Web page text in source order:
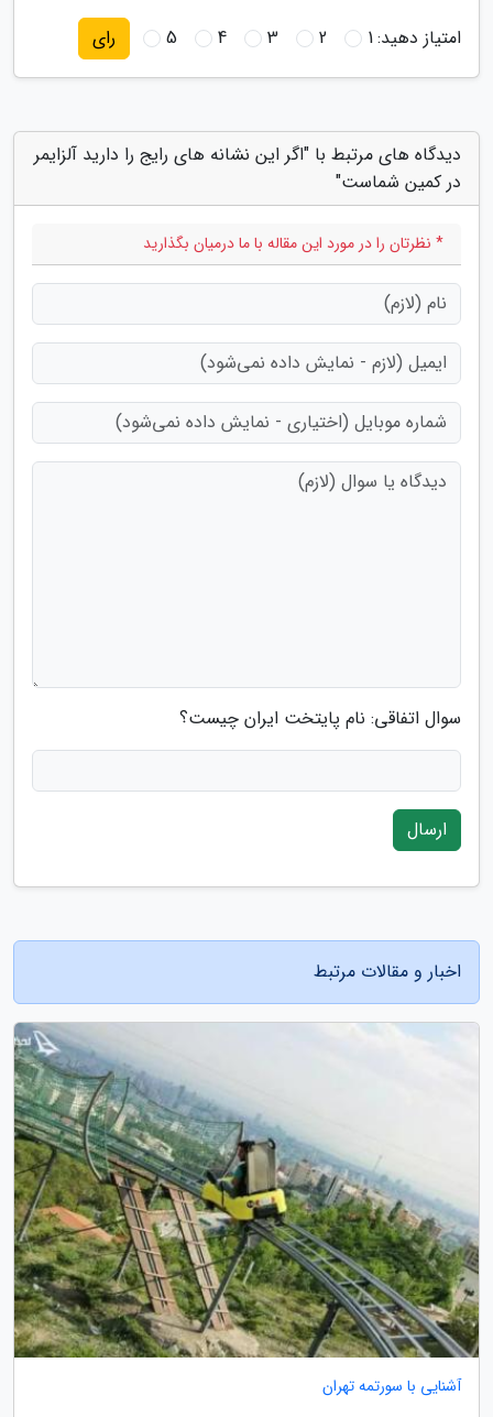
امتیاز دهید:1
2
3
4
5 رای
دیدگاه های مرتبط با "اگر این نشانه های رایج را دارید آلزایمر
در کمین شماست"
* نظرتان را در مورد این مقاله با ما درمیان بگذارید
سوال اتفاقی: نام پایتخت ایران چیست؟
ارسال
اخبار و مقالات مرتبط
آشنایی با سورتمه تهران